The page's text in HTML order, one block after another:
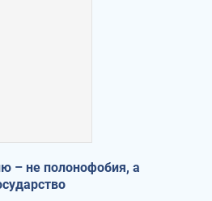
– не полонофобия, а